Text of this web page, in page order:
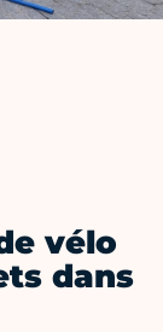
vélo
dans